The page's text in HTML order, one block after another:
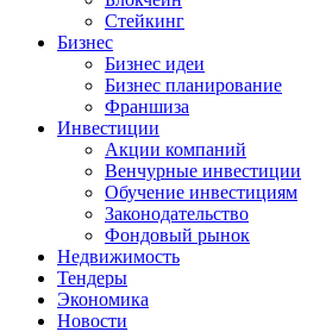
Стейкинг
Бизнес
Бизнес идеи
Бизнес планирование
Франшиза
Инвестиции
Акции компаний
Венчурные инвестиции
Обучение инвестициям
Законодательство
Фондовый рынок
Недвижимость
Тендеры
Экономика
Новости